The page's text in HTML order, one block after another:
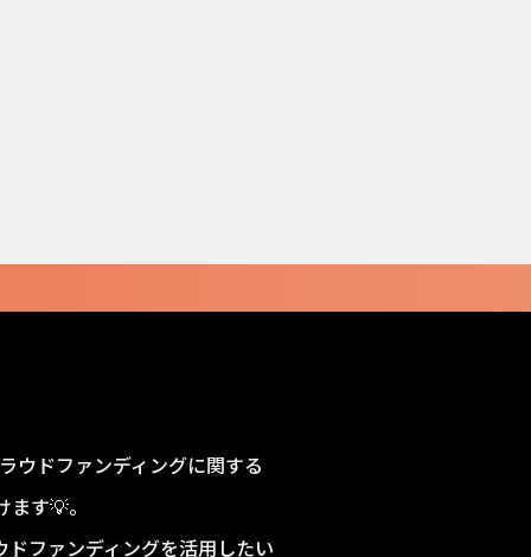
ウドファンディングに関する
す💡。
ファンディングを活用したい